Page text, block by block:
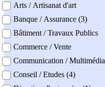
Arts / Artisanat d'art
Banque / Assurance (3)
Bâtiment / Travaux Publics
Commerce / Vente
Communication / Multimédia
Conseil / Etudes (4)